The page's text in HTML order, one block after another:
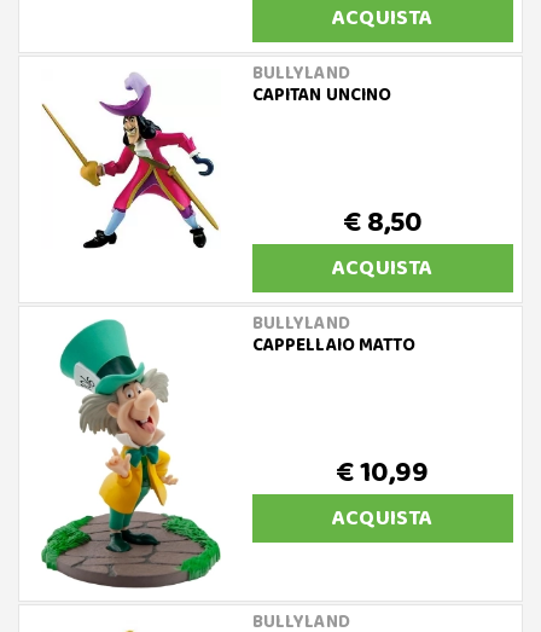
ACQUISTA
BULLYLAND
CAPITAN UNCINO
€ 8,50
ACQUISTA
BULLYLAND
CAPPELLAIO MATTO
€ 10,99
ACQUISTA
BULLYLAND